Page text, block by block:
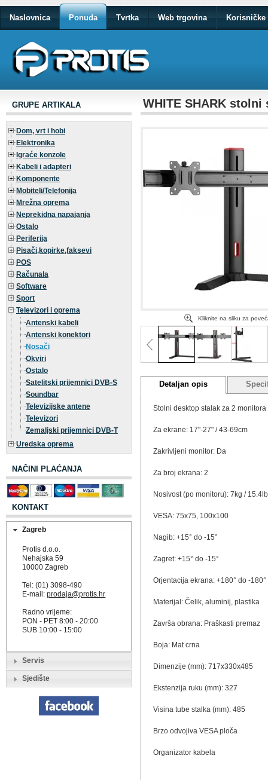
Naslovnica Ponuda Tvrtka Web trgovina Korisničke
GRUPE ARTIKALA
Dom, vrt i hobi
Elektronika
Igraće konzole
Kabeli i adapteri
Komponente
Mobiteli/Telefonija
Mrežna oprema
Neprekidna napajanja
Ostalo
Periferija
Pisači,kopirke,faksevi
POS
Računala
Software
Sport
Televizori i oprema
Antenski kabeli
Antenski konektori
Nosači
Okviri
Ostalo
Satelitski prijemnici DVB-S
Soundbar
Televizijske antene
Televizori
Zemaljski prijemnici DVB-T
Uredska oprema
NAČINI PLAĆANJA
KONTAKT
Zagreb
Protis d.o.o.
Nehajska 59
10000 Zagreb
Tel: (01) 3098-490
E-mail:prodaja@protis.hr
Radno vrijeme:
PON - PET 8:00 - 20:00
SUB 10:00 - 15:00
Servis
Sjedište
WHITE SHARK stolni
Kliknite na sliku za
Detaljan opis
Stolni desktop stalak za 2 monitora
Za ekrane: 17"-27" / 43-69cm
Zakrivljeni monitor: Da
Za broj ekrana: 2
Nosivost (po monitoru): 7kg / 15.4lb
VESA: 75x75, 100x100
Nagib: +15° do -15°
Zagret: +15° do -15°
Orjentacija ekrana: +180° do -180°
Materijal: Čelik, aluminij, plastika
Završa obrana: Praškasti premaz
Boja: Mat crna
Dimenzije (mm): 717x330x485
Ekstenzija ruku (mm): 327
Visina tube stalka (mm): 485
Brzo odvojiva VESA ploča
Organizator kabela